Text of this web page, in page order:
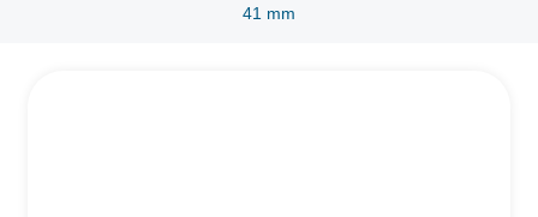
41 mm